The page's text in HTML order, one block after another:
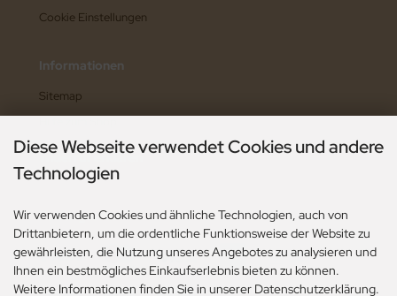
Cookie Einstellungen
Informationen
Sitemap
Widerruf erklären
Zahlungsarten
Diese Webseite verwendet Cookies und andere
Technologien
Wir verwenden Cookies und ähnliche Technologien, auch von
Drittanbietern, um die ordentliche Funktionsweise der Website zu
gewährleisten, die Nutzung unseres Angebotes zu analysieren und
Ihnen ein bestmögliches Einkaufserlebnis bieten zu können.
Weitere Informationen finden Sie in unserer Datenschutzerklärung.